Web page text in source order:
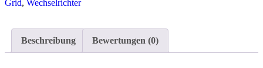
EH1P6K-
Grid, Wechselrichter
Beschreibung Bewertungen (0)